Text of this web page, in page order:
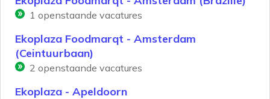
1 openstaande vacatures
Ekoplaza Foodmarqt - Amsterdam
(Ceintuurbaan)
2 openstaande vacatures
Ekoplaza - Apeldoorn